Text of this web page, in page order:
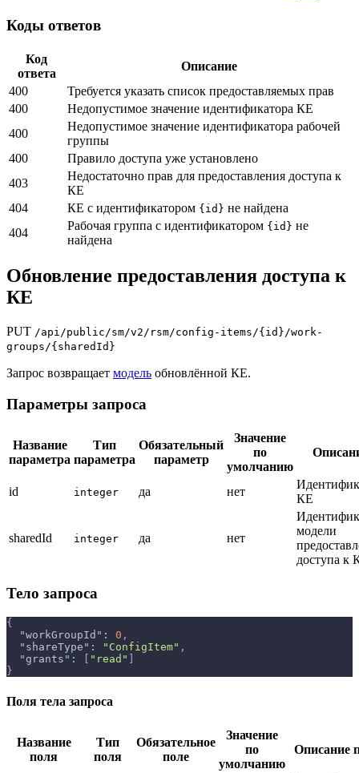
Коды ответов
Код
ответа
Описание
400
Требуется указать список предоставляемых прав
400
Недопустимое значение идентификатора КЕ
400
Недопустимое значение идентификатора рабочей
группы
400
Правило доступа уже установлено
403
Недостаточно прав для предоставления доступа к
КЕ
404
КЕ с идентификатором {id} не найдена
404
Рабочая группа с идентификатором {id} не
найдена
Обновление предоставления доступа к
КЕ
PUT /api/public/sm/v2/rsm/config-items/{id}/work-
groups/{sharedId}
Запрос возвращает модель обновлённой КЕ.
Параметры запроса
Название
параметра
Тип
параметра
Обязательный
параметр
Значение
по
умолчанию
id integer да нет
КЕ
sharedId integer да нет
модели
доступа к
Тело запроса
{
"workGroupId" : 0 ,
"shareType" : "ConfigItem" ,
"grants" : "read"
}
Поля тела запроса
Название
поля
Тип
поля
Обязательное
поле
Значение
по
умолчанию
Описание